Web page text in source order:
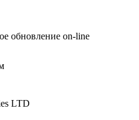
обновление on-line
LTD